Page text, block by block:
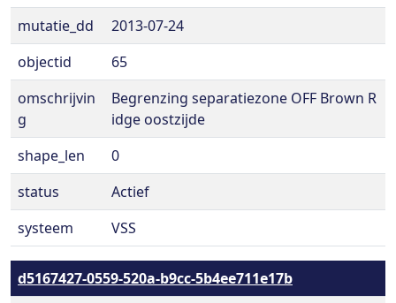
mutatie_dd
2013-07-24
objectid
65
omschrijvin
g
Begrenzing separatiezone OFF Brown R
idge oostzijde
shape_len
0
status
Actief
systeem
VSS
d5167427-0559-520a-b9cc-5b4ee711e17b